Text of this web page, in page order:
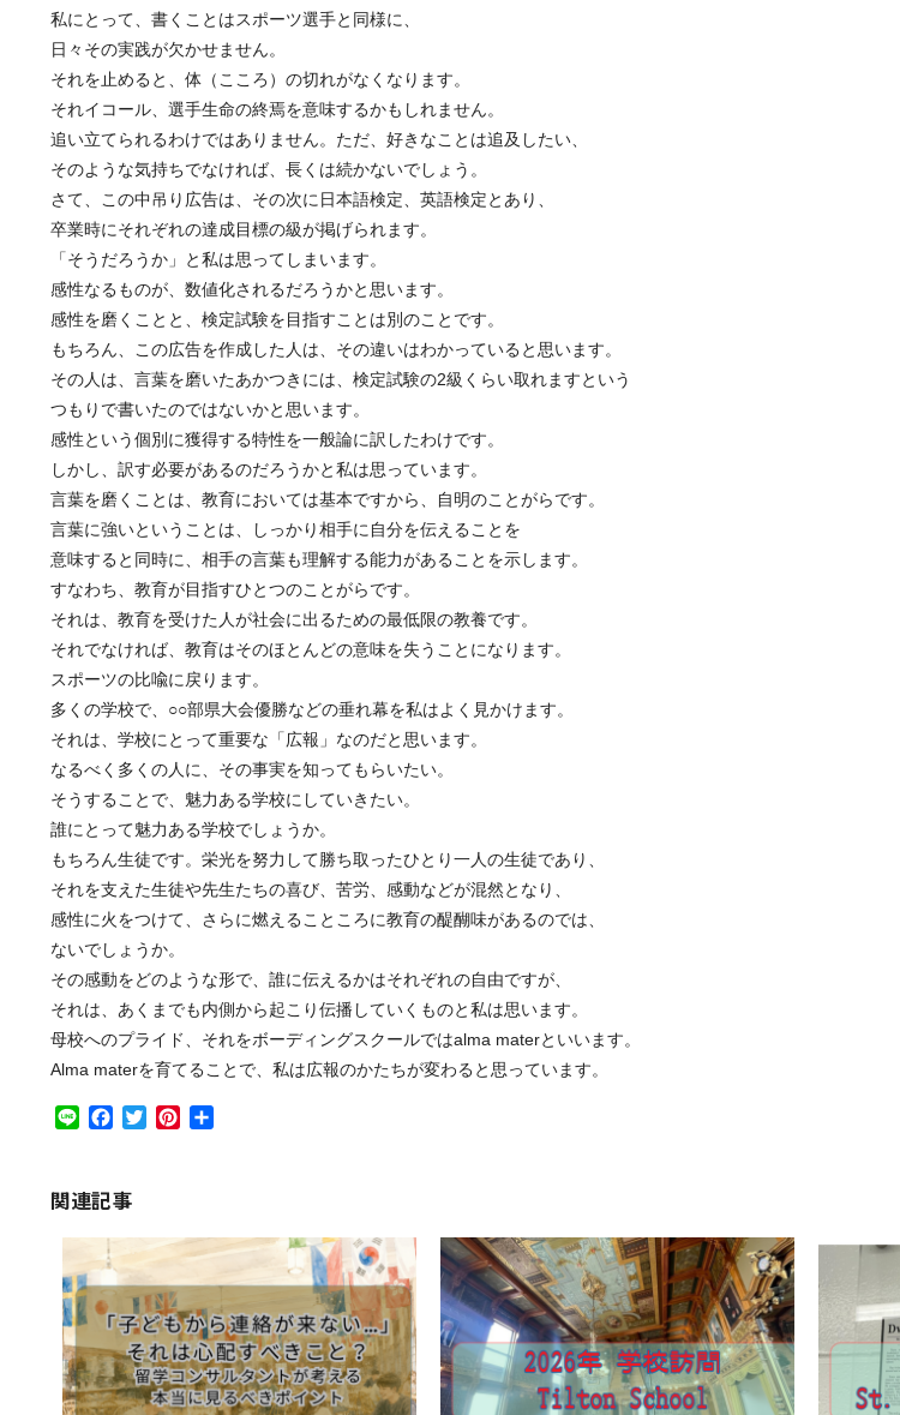
私にとって、書くことはスポーツ選手と同様に、
日々その実践が欠かせません。
それを止めると、体（こころ）の切れがなくなります。
それイコール、選手生命の終焉を意味するかもしれません。
追い立てられるわけではありません。ただ、好きなことは追及したい、
そのような気持ちでなければ、長くは続かないでしょう。
さて、この中吊り広告は、その次に日本語検定、英語検定とあり、
卒業時にそれぞれの達成目標の級が掲げられます。
「そうだろうか」と私は思ってしまいます。
感性なるものが、数値化されるだろうかと思います。
感性を磨くことと、検定試験を目指すことは別のことです。
もちろん、この広告を作成した人は、その違いはわかっていると思います。
その人は、言葉を磨いたあかつきには、検定試験の2級くらい取れますという
つもりで書いたのではないかと思います。
感性という個別に獲得する特性を一般論に訳したわけです。
しかし、訳す必要があるのだろうかと私は思っています。
言葉を磨くことは、教育においては基本ですから、自明のことがらです。
言葉に強いということは、しっかり相手に自分を伝えることを
意味すると同時に、相手の言葉も理解する能力があることを示します。
すなわち、教育が目指すひとつのことがらです。
それは、教育を受けた人が社会に出るための最低限の教養です。
それでなければ、教育はそのほとんどの意味を失うことになります。
スポーツの比喩に戻ります。
多くの学校で、○○部県大会優勝などの垂れ幕を私はよく見かけます。
それは、学校にとって重要な「広報」なのだと思います。
なるべく多くの人に、その事実を知ってもらいたい。
そうすることで、魅力ある学校にしていきたい。
誰にとって魅力ある学校でしょうか。
もちろん生徒です。栄光を努力して勝ち取ったひとり一人の生徒であり、
それを支えた生徒や先生たちの喜び、苦労、感動などが混然となり、
感性に火をつけて、さらに燃えることころに教育の醍醐味があるのでは、
ないでしょうか。
その感動をどのような形で、誰に伝えるかはそれぞれの自由ですが、
それは、あくまでも内側から起こり伝播していくものと私は思います。
母校へのプライド、それをボーディングスクールではalma materといいます。
Alma materを育てることで、私は広報のかたちが変わると思っています。
Line Facebook
TwitterPinterest
関連記事